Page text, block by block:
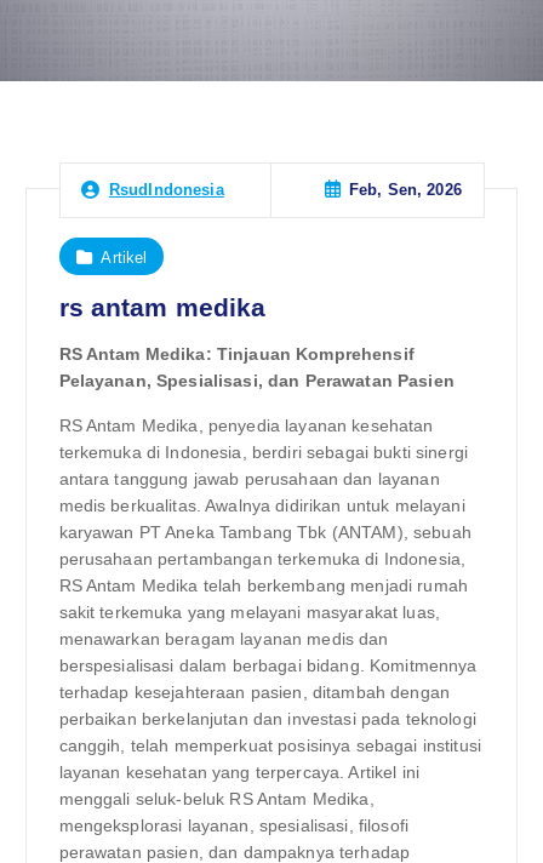
RsudIndonesia Feb, Sen, 2026
Artikel
rs antam medika
RS Antam Medika: Tinjauan Komprehensif
Pelayanan, Spesialisasi, dan Perawatan Pasien
RS Antam Medika, penyedia layanan kesehatan
terkemuka di Indonesia, berdiri sebagai bukti sinergi
antara tanggung jawab perusahaan dan layanan
medis berkualitas. Awalnya didirikan untuk melayani
karyawan PT Aneka Tambang Tbk (ANTAM), sebuah
perusahaan pertambangan terkemuka di Indonesia,
RS Antam Medika telah berkembang menjadi rumah
sakit terkemuka yang melayani masyarakat luas,
menawarkan beragam layanan medis dan
berspesialisasi dalam berbagai bidang. Komitmennya
terhadap kesejahteraan pasien, ditambah dengan
perbaikan berkelanjutan dan investasi pada teknologi
canggih, telah memperkuat posisinya sebagai institusi
layanan kesehatan yang terpercaya. Artikel ini
menggali seluk-beluk RS Antam Medika,
mengeksplorasi layanan, spesialisasi, filosofi
perawatan pasien, dan dampaknya terhadap